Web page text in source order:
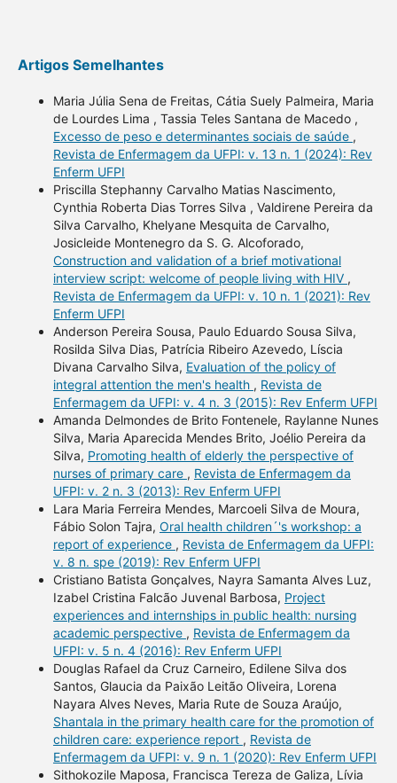
Artigos Semelhantes
Maria Júlia Sena de Freitas, Cátia Suely Palmeira, Maria
de Lourdes Lima , Tassia Teles Santana de Macedo ,
Excesso de peso e determinantes sociais de saúde ,
Revista de Enfermagem da UFPI: v. 13 n. 1 (2024): Rev
Enferm UFPI
Priscilla Stephanny Carvalho Matias Nascimento,
Cynthia Roberta Dias Torres Silva , Valdirene Pereira da
Silva Carvalho, Khelyane Mesquita de Carvalho,
Josicleide Montenegro da S. G. Alcoforado,
Construction and validation of a brief motivational
interview script: welcome of people living with HIV ,
Revista de Enfermagem da UFPI: v. 10 n. 1 (2021): Rev
Enferm UFPI
Anderson Pereira Sousa, Paulo Eduardo Sousa Silva,
Rosilda Silva Dias, Patrícia Ribeiro Azevedo, Líscia
Divana Carvalho Silva, Evaluation of the policy of
integral attention the men's health , Revista de
Enfermagem da UFPI: v. 4 n. 3 (2015): Rev Enferm UFPI
Amanda Delmondes de Brito Fontenele, Raylanne Nunes
Silva, Maria Aparecida Mendes Brito, Joélio Pereira da
Silva, Promoting health of elderly the perspective of
nurses of primary care , Revista de Enfermagem da
UFPI: v. 2 n. 3 (2013): Rev Enferm UFPI
Lara Maria Ferreira Mendes, Marcoeli Silva de Moura,
Fábio Solon Tajra, Oral health children´'s workshop: a
report of experience , Revista de Enfermagem da UFPI:
v. 8 n. spe (2019): Rev Enferm UFPI
Cristiano Batista Gonçalves, Nayra Samanta Alves Luz,
Izabel Cristina Falcão Juvenal Barbosa, Project
experiences and internships in public health: nursing
academic perspective , Revista de Enfermagem da
UFPI: v. 5 n. 4 (2016): Rev Enferm UFPI
Douglas Rafael da Cruz Carneiro, Edilene Silva dos
Santos, Glaucia da Paixão Leitão Oliveira, Lorena
Nayara Alves Neves, Maria Rute de Souza Araújo,
Shantala in the primary health care for the promotion of
children care: experience report , Revista de
Enfermagem da UFPI: v. 9 n. 1 (2020): Rev Enferm UFPI
Sithokozile Maposa, Francisca Tereza de Galiza, Lívia